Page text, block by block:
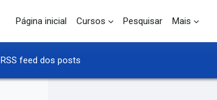
Página inicial
Cursos Pesquisar Mais
RSS feed dos posts